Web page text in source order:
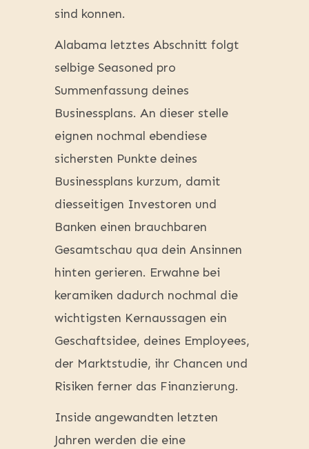
sind konnen.
Alabama letztes Abschnitt folgt
selbige Seasoned pro
Summenfassung deines
Businessplans. An dieser stelle
eignen nochmal ebendiese
sichersten Punkte deines
Businessplans kurzum, damit
diesseitigen Investoren und
Banken einen brauchbaren
Gesamtschau qua dein Ansinnen
hinten gerieren. Erwahne bei
keramiken dadurch nochmal die
wichtigsten Kernaussagen ein
Geschaftsidee, deines Employees,
der Marktstudie, ihr Chancen und
Risiken ferner das Finanzierung.
Inside angewandten letzten
Jahren werden die eine